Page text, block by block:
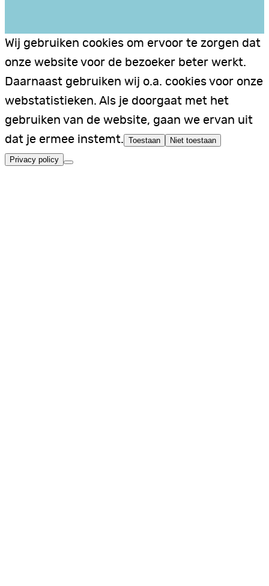
Wij gebruiken cookies om ervoor te zorgen dat
onze website voor de bezoeker beter werkt.
Daarnaast gebruiken wij o.a. cookies voor onze
webstatistieken. Als je doorgaat met het
gebruiken van de website, gaan we ervan uit
dat je ermee instemt. Toestaan Niet toestaan
Privacy policy